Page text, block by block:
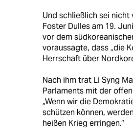
Und schließlich sei nicht
Foster Dulles am 19.
vor dem
voraussagte, dass „die
Herrschaft über
Nach ihm trat Li Syng
Parlaments mit der
„Wenn wir die
schützen können,
heißen Krieg erringen.“